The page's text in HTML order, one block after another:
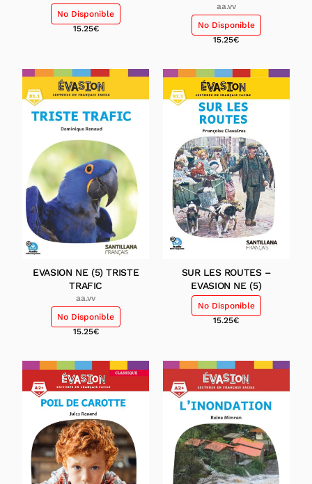
No Disponible
15.25€
aa.vv
No Disponible
15.25€
EVASION NE (5) TRISTE
TRAFIC
aa.vv
No Disponible
15.25€
SUR LES ROUTES –
EVASION NE (5)
No Disponible
15.25€